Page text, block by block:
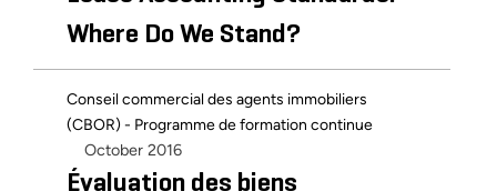
Where Do We Stand?
Conseil commercial des agents immobiliers
(CBOR) - Programme de formation continue
October 2016
Évaluation des biens